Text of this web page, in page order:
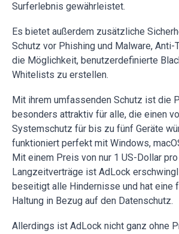
Surferlebnis gewährleistet.
Es bietet außerdem zusätzliche
Schutz vor Phishing und Malware, Anti-
die Möglichkeit, benutzerdefinierte
Whitelists zu erstellen.
Mit ihrem umfassenden Schutz ist die
besonders attraktiv für alle, die einen
Systemschutz für bis zu fünf Geräte
funktioniert perfekt mit Windows,
Mit einem Preis von nur 1 US-Dollar
Langzeitverträge ist AdLock
beseitigt alle Hindernisse und hat eine
Haltung in Bezug auf den Datenschutz.
Allerdings ist AdLock nicht ganz ohne